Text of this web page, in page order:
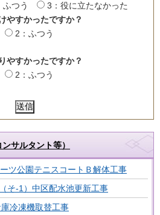
ふつう
3：役に立たなかった
やすかったですか？
2：ふつう
やすかったですか？
2：ふつう
サルタント等）
ツ公園テニスコートＢ解体工事
そ-1）中区配水池更新工事
庫冷凍機取替工事